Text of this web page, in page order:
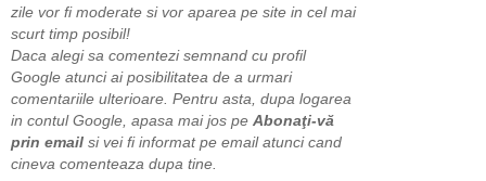
zile vor fi moderate si vor aparea pe site in cel mai
scurt timp posibil!
Daca alegi sa comentezi semnand cu profil
Google atunci ai posibilitatea de a urmari
comentariile ulterioare. Pentru asta, dupa logarea
in contul Google, apasa mai jos pe Abonaţi-vă
prin email si vei fi informat pe email atunci cand
cineva comenteaza dupa tine.